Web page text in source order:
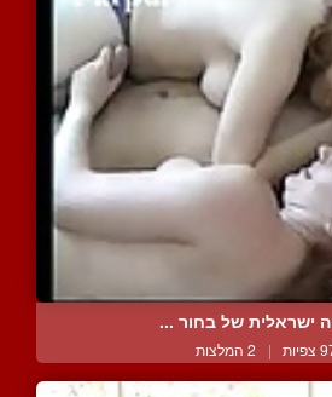
ישראלית של בחור ...
| 2 המלצות